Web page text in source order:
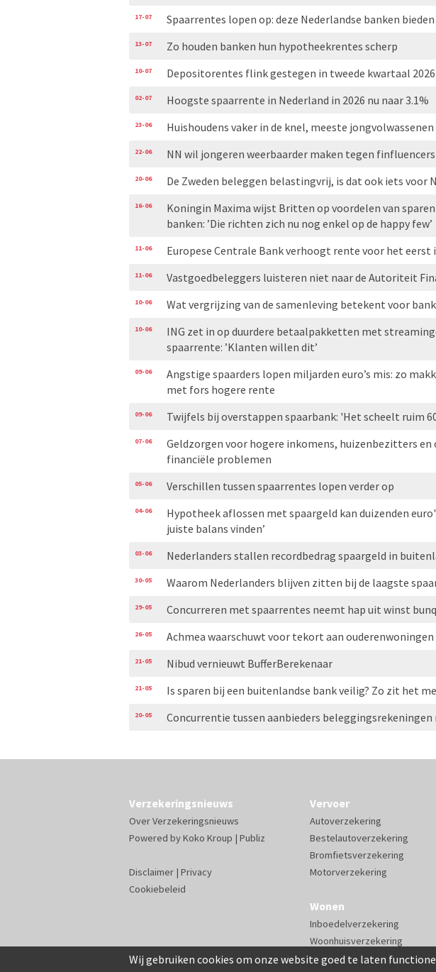
Wij gebruiken cookies om onze website goed te laten
17-07 Spaarrentes lopen op: deze Nederlandse banken
13-07 Zo houden banken hun hypotheekrentes scherp
10-07 Depositorentes flink gestegen in tweede kwartaal 2026
02-07 Hoogste spaarrente in Nederland in 2026 nu naar 3.1%
23-06 Huishoudens vaker in de knel, meeste
22-06 NN wil jongeren weerbaarder maken tegen finfluencers
20-06 De Zweden beleggen belastingvrij, is dat ook iets voor
16-06
Koningin Maxima wijst Britten op voordelen van
banken: ’Die richten zich nu nog enkel op de happy few’
11-06 Europese Centrale Bank verhoogt rente voor het eerst
11-06 Vastgoedbeleggers luisteren niet naar de Autoriteit
10-06 Wat vergrijzing van de samenleving betekent voor
10-06
ING zet in op duurdere betaalpakketten met
spaarrente: ’Klanten willen dit’
09-06
Angstige spaarders lopen miljarden euro’s mis: zo
met fors hogere rente
09-06 Twijfels bij overstappen spaarbank: 'Het scheelt ruim
07-06
Geldzorgen voor hogere inkomens, huizenbezitters en
financiële problemen
05-06 Verschillen tussen spaarrentes lopen verder op
04-06
Hypotheek aflossen met spaargeld kan duizenden
juiste balans vinden’
03-06 Nederlanders stallen recordbedrag spaargeld in
30-05 Waarom Nederlanders blijven zitten bij de laagste
29-05 Concurreren met spaarrentes neemt hap uit winst bunq
26-05 Achmea waarschuwt voor tekort aan ouderenwoningen
21-05 Nibud vernieuwt BufferBerekenaar
21-05 Is sparen bij een buitenlandse bank veilig? Zo zit het
20-05 Concurrentie tussen aanbieders
Verzekeringsnieuws
Over Verzekeringsnieuws
Powered byKoko Kroup | Publiz
Disclaimer | Privacy
Cookiebeleid
Vervoer
Autoverzekering
Bestelautoverzekering
Bromfietsverzekering
Motorverzekering
Wonen
Inboedelverzekering
Woonhuisverzekering